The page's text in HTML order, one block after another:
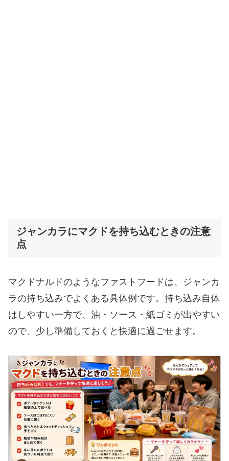
ジャンカラにマクドを持ち込むときの注意
点
マクドナルドのようなファストフードは、ジャンカ
ラの持ち込みでよくある具体例です。持ち込み自体
はしやすい一方で、油・ソース・紙ゴミが出やすい
ので、少し準備しておくと快適に過ごせます。